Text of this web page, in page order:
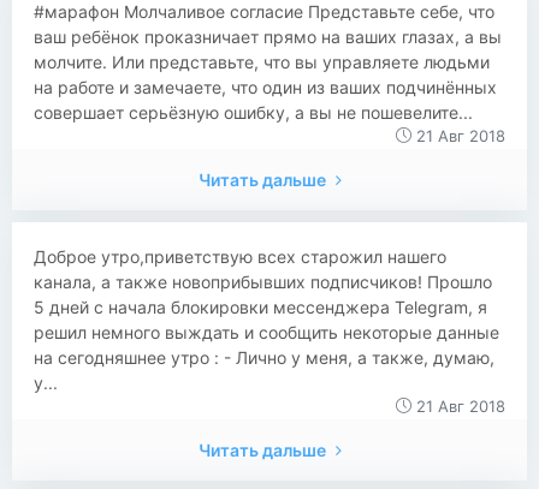
​​#марафон Молчаливое согласие Представьте себе, что
ваш ребёнок проказничает прямо на ваших глазах, а вы
молчите. Или представьте, что вы управляете людьми
на работе и замечаете, что один из ваших подчинённых
совершает серьёзную ошибку, а вы не пошевелите...
21 Авг 2018
Читать дальше
Доброе утро,приветствую всех старожил нашего
канала, а также новоприбывших подписчиков! Прошло
5 дней с начала блокировки мессенджера Telegram, я
решил немного выждать и сообщить некоторые данные
на сегодняшнее утро : - Лично у меня, а также, думаю,
у...
21 Авг 2018
Читать дальше